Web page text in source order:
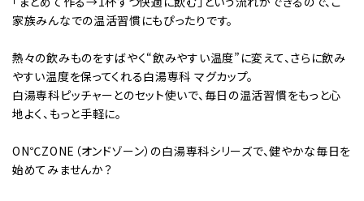
家族みんなでの温活習慣にもぴったりです。
熱々の飲みものをすばやく“飲みやすい温度”に変えて、さらに飲み
やすい温度を保ってくれる白湯専科 マグカップ。
白湯専科ピッチャーとのセット使いで、毎日の温活習慣をもっと心
地よく、もっと手軽に。
ON℃ZONE（オンドゾーン）の白湯専科シリーズで、健やかな毎日を
始めてみませんか？